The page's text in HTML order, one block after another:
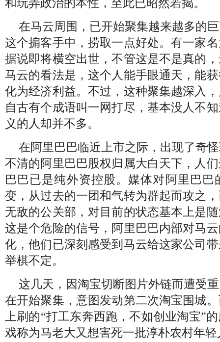
和玩弄政治的本性，至此已昭然若揭。
在马云周围，已开始聚集越来越多的
这个掮客手中，捞取一点好处。有一家
据说即将横空出世，不管这是不是真的
马云的看法是，这个人能手眼通天，能
化为经济利益。不过，这种聚集越深入
自古有个成语叫一网打尽，基本没人不
义的人却并不多。
在阿里巴巴临近上市之际，出现了奇
不清的阿里巴巴股权归属大白天下，人
巴巴已是纯外资控股。媒体对阿里巴巴
变，从过去的一团和气转为群起而攻之
无敌的公关部，对目前的状态基本上是
这是个危险的信号，阿里巴巴内部对马
化，他们已深刻感受到马云给这家公司
举棋不定。
这几天，因淘宝切断图片外链而遭受
在开始聚集，意图发动第二次淘宝围城
上刷的“打工东奔西跑，不如创业淘宝”
戏称为马老大又想害死一批淳朴农村年